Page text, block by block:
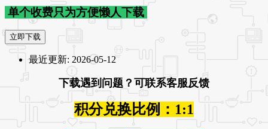
单个收费只为方便懒人下载
立即下载
最近更新: 2026-05-12
下载遇到问题？可联系客服反馈
积分兑换比例：1:1